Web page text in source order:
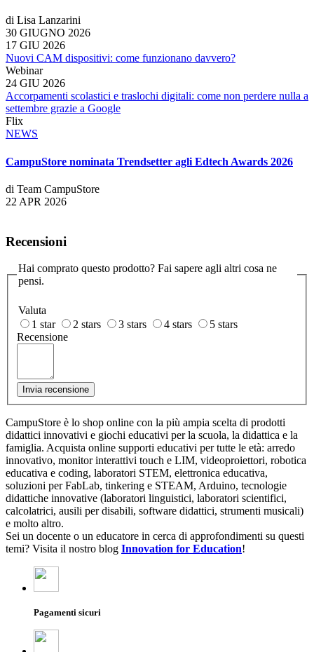
di Lisa Lanzarini
30 GIUGNO 2026
17 GIU 2026
Nuovi CAM dispositivi: come funzionano davvero?
Webinar
24 GIU 2026
Accorpamenti scolastici e traslochi digitali: come non perdere nulla a
settembre grazie a Google
Flix
NEWS
CampuStore nominata Trendsetter agli Edtech Awards 2026
di Team CampuStore
22 APR 2026
Recensioni
Hai comprato questo prodotto? Fai sapere agli altri cosa ne
pensi.
Valuta
1 star
2 stars 3 stars 4 stars
5 stars
Recensione
Invia recensione
CampuStore è lo shop online con la più ampia scelta di prodotti
didattici innovativi e giochi educativi per la scuola, la didattica e la
famiglia. Acquista online supporti educativi per tutte le età: arredo
innovativo, monitor interattivi touch e LIM, videoproiettori, robotica
educativa e coding, laboratori STEM, elettronica educativa,
soluzioni per FabLab, tinkering e STEAM, Arduino, tecnologie
didattiche innovative (laboratori linguistici, laboratori scientifici,
calcolatrici, ausili per disabili, software didattici, strumenti musicali)
e molto altro.
Sei un docente o un educatore in cerca di approfondimenti su questi
temi? Visita il nostro blog Innovation for Education!
Pagamenti sicuri